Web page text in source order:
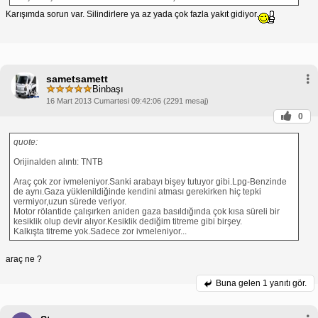
gazlarının bir kısmını motora geri
döndürmekten sorumludur. Arızalı bir EGR
sorumludur. Arızalı bir debimetre, aracın
motor yönetim sistemine yanlış bilgi
gönderebilir, bu da gitmeme veya gaz
hala gitmiyorsa, aracınızı kapsamlı bir inceleme için
Karışımda sorun var. Silindirlere ya az yada çok fazla yakıt gidiyor.
sametsamett
Binbaşı
16 Mart 2013 Cumartesi 09:42:06 (2291 mesaj)
0
quote:
Orijinalden alıntı: TNTB
Araç çok zor ivmeleniyor.Sanki arabayı bişey tutuyor gibi.Lpg-Benzinde
de aynı.Gaza yüklenildiğinde kendini atması gerekirken hiç tepki
vermiyor,uzun sürede veriyor.
Motor rölantide çalışırken aniden gaza basıldığında çok kısa süreli bir
kesiklik olup devir alıyor.Kesiklik dediğim titreme gibi birşey.
Kalkışta titreme yok.Sadece zor ivmeleniyor...
araç ne ?
Buna gelen 1 yanıtı gör.